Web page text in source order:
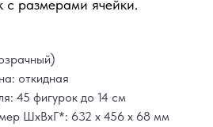
с размерами ячейки.
откидная
45 фигурок до 14 см
ШхВхГ*: 632 х 456 х 68 мм